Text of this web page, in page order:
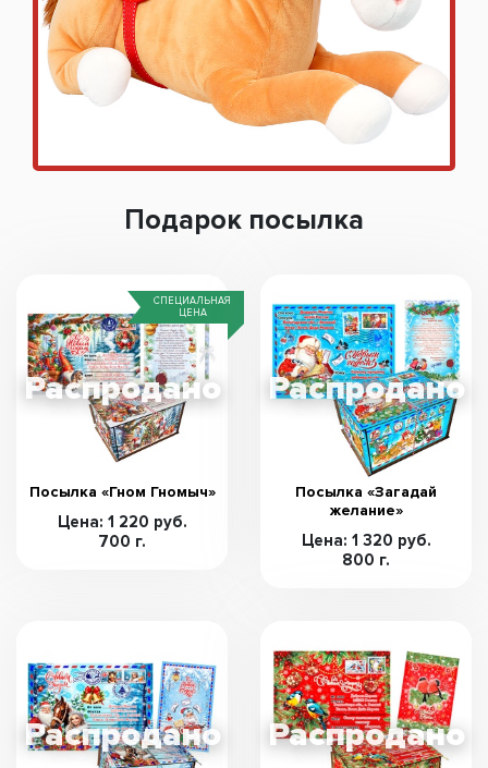
Подарок посылка
СПЕЦИАЛЬНАЯ
ЦЕНА
Посылка «Гном Гномыч»
Цена: 1 220 руб.
700 г.
Посылка «Загадай
желание»
Цена: 1 320 руб.
800 г.